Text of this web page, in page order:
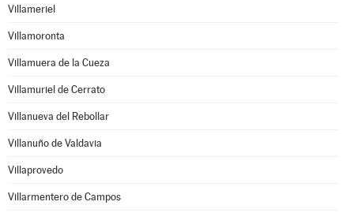
Villameriel
Villamoronta
Villamuera de la Cueza
Villamuriel de Cerrato
Villanueva del Rebollar
Villanuño de Valdavia
Villaprovedo
Villarmentero de Campos